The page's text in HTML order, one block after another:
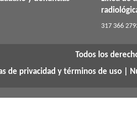
​317 366
Todos los
de privacidad y términos de uso|